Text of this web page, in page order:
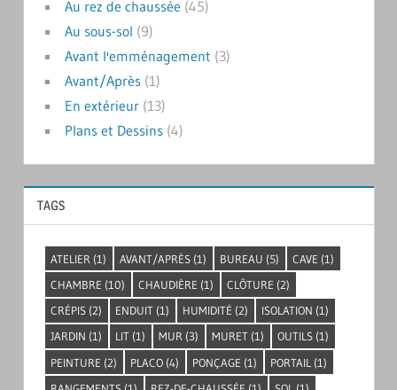
Au rez de chaussée (45)
Au sous-sol (9)
Avant l'emménagement (3)
Avant/Après(1)
En extérieur(13)
Plans et Dessins(4)
TAGS
ATELIER (1) AVANT/APRÈS (1) BUREAU (5) CAVE (1)
CHAMBRE (10) CHAUDIÈRE (1) CLÔTURE (2)
CRÉPIS (2) ENDUIT (1) HUMIDITÉ (2) ISOLATION (1)
JARDIN (1) LIT (1) MUR (3) MURET (1) OUTILS (1)
PEINTURE (2) PLACO (4) PONÇAGE (1) PORTAIL (1)